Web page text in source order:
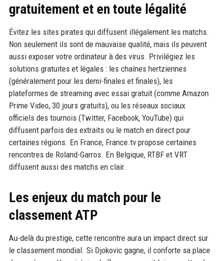
gratuitement et en toute légalité
Évitez les sites pirates qui diffusent illégalement les matchs.
Non seulement ils sont de mauvaise qualité, mais ils peuvent
aussi exposer votre ordinateur à des virus. Privilégiez les
solutions gratuites et légales : les chaînes hertziennes
(généralement pour les demi-finales et finales), les
plateformes de streaming avec essai gratuit (comme Amazon
Prime Video, 30 jours gratuits), ou les réseaux sociaux
officiels des tournois (Twitter, Facebook, YouTube) qui
diffusent parfois des extraits ou le match en direct pour
certaines régions. En France, France.tv propose certaines
rencontres de Roland-Garros. En Belgique, RTBF et VRT
diffusent aussi des matchs en clair.
Les enjeux du match pour le
classement ATP
Au-delà du prestige, cette rencontre aura un impact direct sur
le classement mondial. Si Djokovic gagne, il conforte sa place